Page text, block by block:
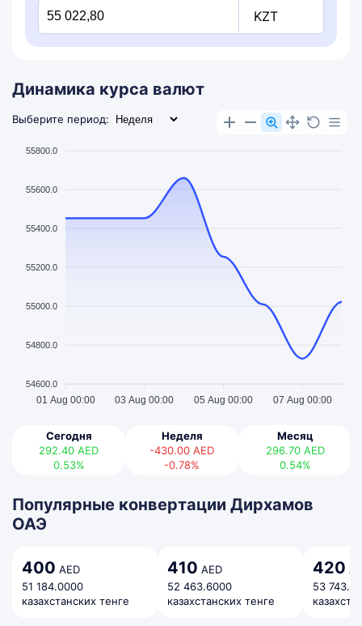
KZT
Динамика курса валют
Выберите период:
55800.0
55600.0
55400.0
55200.0
55000.0
54800.0
54600.0
01 Aug 00:00 03 Aug 00:00 05 Aug 00:00 07 Aug 00:00
Сегодня
292.40 AED
0.53%
Неделя
-430.00 AED
-0.78%
Месяц
296.70 AED
0.54%
Популярные конвертации Дирхамов
ОАЭ
400 AED
51 184.0000
казахстанских тенге
410 AED
52 463.6000
казахстанских тенге
420
53